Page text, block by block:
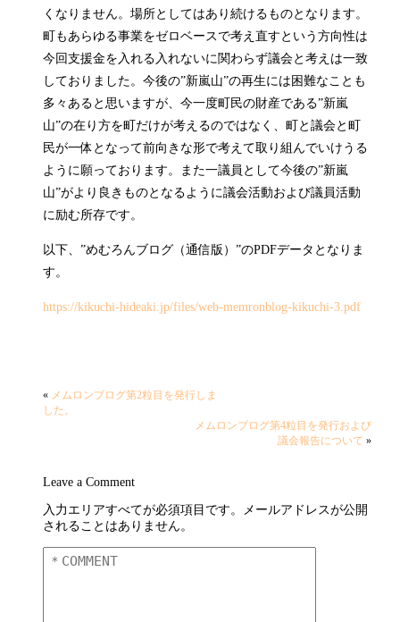
くなりません。場所としてはあり続けるものとなります。
町もあらゆる事業をゼロベースで考え直すという方向性は
今回支援金を入れる入れないに関わらず議会と考えは一致
しておりました。今後の”新嵐山”の再生には困難なことも
多々あると思いますが、今一度町民の財産である”新嵐
山”の在り方を町だけが考えるのではなく、町と議会と町
民が一体となって前向きな形で考えて取り組んでいけうる
ように願っております。また一議員として今後の”新嵐
山”がより良きものとなるように議会活動および議員活動
に励む所存です。
以下、”めむろんブログ（通信版）”のPDFデータとなりま
す。
https://kikuchi-hideaki.jp/files/web-memronblog-kikuchi-3.pdf
« メムロンブログ第2粒目を発行しま
した。
メムロンブログ第4粒目を発行および
議会報告について »
Leave a Comment
入力エリアすべてが必須項目です。メールアドレスが公開
されることはありません。